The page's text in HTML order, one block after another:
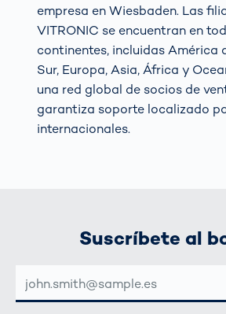
empresa en Wiesbaden. Las
VITRONIC se encuentran en
continentes, incluidas América
Sur, Europa, Asia, África y
una red global de socios de
garantiza soporte localizado
internacionales.
Suscríbete al
CORREO